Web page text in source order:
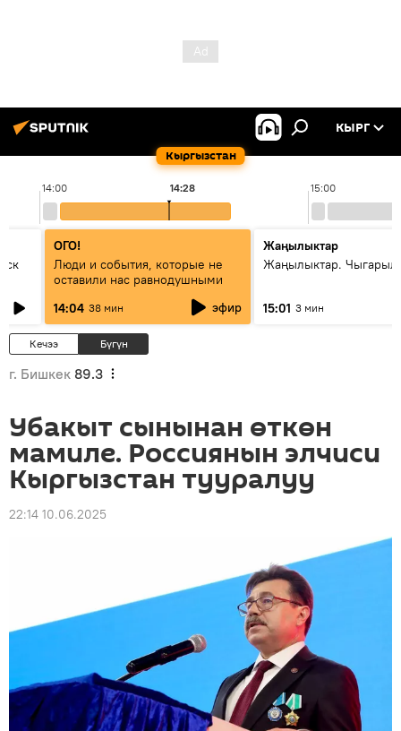
Кыргызстан
КЫРГ
14:00 15:00
14:28
ОГО!
Люди и события, которые не
оставили нас равнодушными
14:04 38 мин эфир
Жаңылыктар
Жаңылыктар.
15:01 3 мин
Кечээ Бүгүн
г. Бишкек 89.3
Убакыт сынынан өткөн
мамиле. Россиянын элчиси
Кыргызстан тууралуу
22:14 10.06.2025